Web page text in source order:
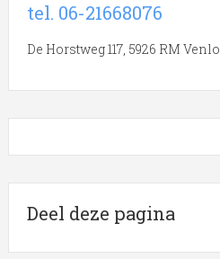
tel. 06-21668076
De Horstweg 117, 5926 RM Venlo
Deel deze pagina